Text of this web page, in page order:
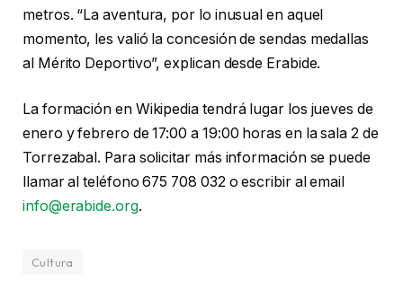
metros. “La aventura, por lo inusual en aquel
momento, les valió la concesión de sendas medallas
al Mérito Deportivo”, explican desde Erabide.
La formación en Wikipedia tendrá lugar los jueves de
enero y febrero de 17:00 a 19:00 horas en la sala 2 de
Torrezabal. Para solicitar más información se puede
llamar al teléfono 675 708 032 o escribir al email
info@erabide.org.
Cultura